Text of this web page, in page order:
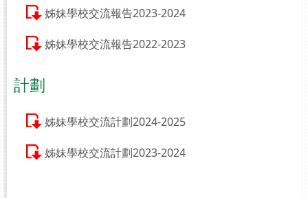
姊妹學校交流報告2023-2024
姊妹學校交流報告2022-2023
計劃
姊妹學校交流計劃2024-2025
姊妹學校交流計劃2023-2024